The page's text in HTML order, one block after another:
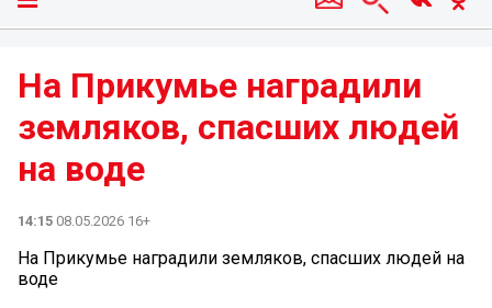
На Прикумье наградили
земляков, спасших людей
на воде
14:15 08.05.2026 16+
На Прикумье наградили земляков, спасших людей на
воде